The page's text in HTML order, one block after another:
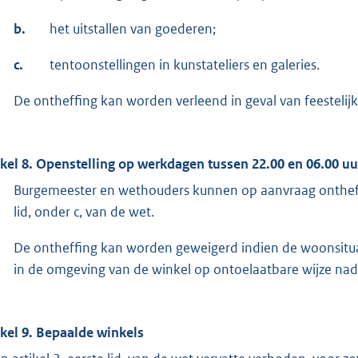
b. het uitstallen van goederen;
c. tentoonstellingen in kunstateliers en galeries.
De ontheffing kan worden verleend in geval van
8. Openstelling op werkdagen tussen 22.00 en 06.00
Burgemeester en wethouders kunnen op aanvraag
lid, onder c, van de wet.
De ontheffing kan worden geweigerd indien de
in de omgeving van de winkel op ontoelaatbare wijze
9. Bepaalde winkels